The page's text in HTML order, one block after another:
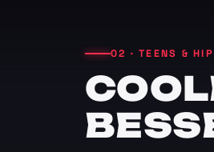
02 · TEENS &